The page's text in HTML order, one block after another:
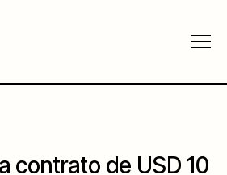
contrato de USD 10